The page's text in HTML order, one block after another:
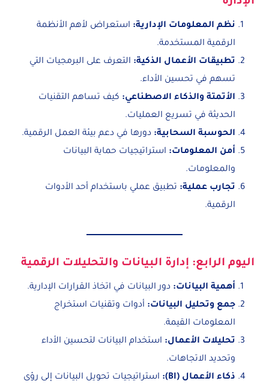
نظم المعلومات الإدارية: استعراض لأهم الأنظمة
الرقمية المستخدمة.
تطبيقات الأعمال الذكية: التعرف على البرمجيات التي
تسهم في تحسين الأداء.
الأتمتة والذكاء الاصطناعي: كيف تساهم التقنيات
الحديثة في تسريع العمليات.
الحوسبة السحابية: دورها في دعم بيئة العمل الرقمية.
أمن المعلومات: استراتيجيات حماية البيانات
والمعلومات.
تجارب عملية: تطبيق عملي باستخدام أحد الأدوات
الرقمية.
اليوم الرابع: إدارة البيانات والتحليلات الرقمية
أهمية البيانات: دور البيانات في اتخاذ القرارات الإدارية.
جمع وتحليل البيانات: أدوات وتقنيات استخراج
المعلومات القيمة.
تحليلات الأعمال: استخدام البيانات لتحسين الأداء
وتحديد الاتجاهات.
ذكاء الأعمال (BI):
استراتيجيات تحويل البيانات إلى رؤى